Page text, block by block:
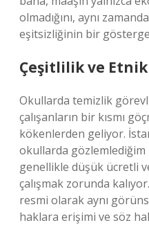
olmadığını, aynı
eşitsizliğinin bir
Çeşitlilik ve
Okullarda temizlik
çalışanların bir kısmı
kökenlerden geliyor.
okullarda gözlemlediğim
genellikle düşük ücretli
çalışmak zorunda
resmi olarak aynı
haklara erişimi ve söz